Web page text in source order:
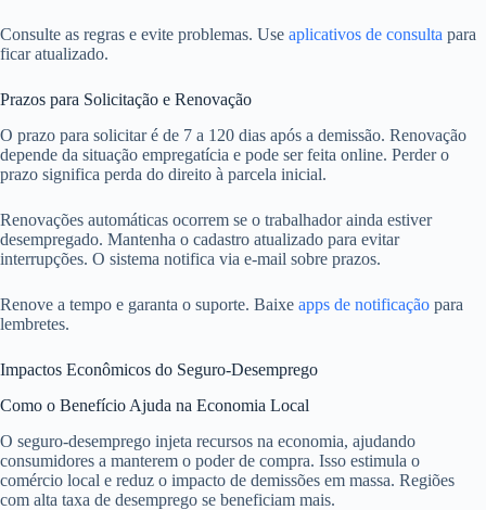
Consulte as regras e evite problemas. Use aplicativos de consulta para
ficar atualizado.
Prazos para Solicitação e Renovação
O prazo para solicitar é de 7 a 120 dias após a demissão. Renovação
depende da situação empregatícia e pode ser feita online. Perder o
prazo significa perda do direito à parcela inicial.
Renovações automáticas ocorrem se o trabalhador ainda estiver
desempregado. Mantenha o cadastro atualizado para evitar
interrupções. O sistema notifica via e-mail sobre prazos.
Renove a tempo e garanta o suporte. Baixe apps de notificação para
lembretes.
Impactos Econômicos do Seguro-Desemprego
Como o Benefício Ajuda na Economia Local
O seguro-desemprego injeta recursos na economia, ajudando
consumidores a manterem o poder de compra. Isso estimula o
comércio local e reduz o impacto de demissões em massa. Regiões
com alta taxa de desemprego se beneficiam mais.